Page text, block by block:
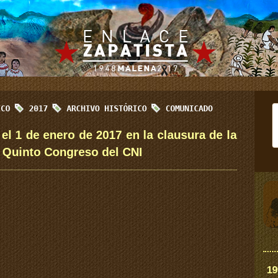
2017 ARCHIVO HISTÓRICO COMUNICADO
1 de enero de 2017 en la clausura de la
Congreso del CNI